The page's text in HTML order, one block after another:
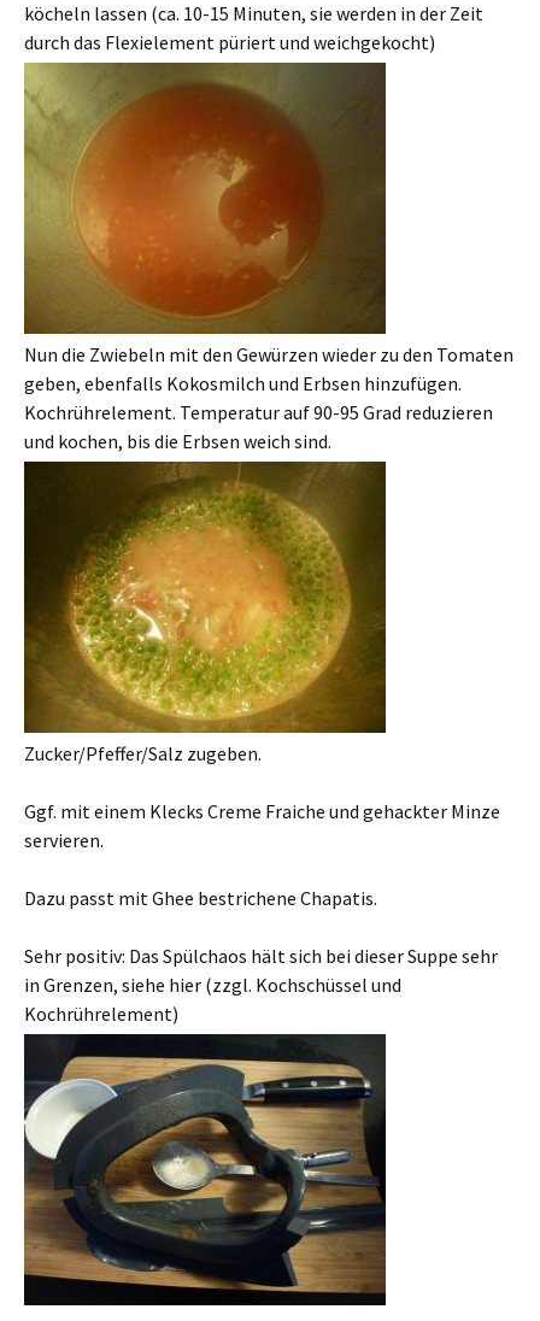
köcheln lassen (ca. 10-15 Minuten, sie werden in der Zeit
durch das Flexielement püriert und weichgekocht)
Nun die Zwiebeln mit den Gewürzen wieder zu den Tomaten
geben, ebenfalls Kokosmilch und Erbsen hinzufügen.
Kochrührelement. Temperatur auf 90-95 Grad reduzieren
und kochen, bis die Erbsen weich sind.
Zucker/Pfeffer/Salz zugeben.
Ggf. mit einem Klecks Creme Fraiche und gehackter Minze
servieren.
Dazu passt mit Ghee bestrichene Chapatis.
Sehr positiv: Das Spülchaos hält sich bei dieser Suppe sehr
in Grenzen, siehe hier (zzgl. Kochschüssel und
Kochrührelement)